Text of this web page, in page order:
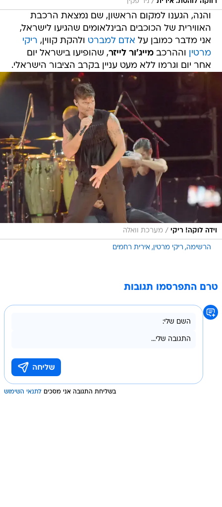
רווקה לוהטת. אירית / ניר פקין
והנה, הגענו למקום הראשון, שם נמצאת הרכבת
האווירית של הכוכבים הבינלאומים שהגיעו לישראל,
אני מדבר כמובן על אדם למברט ולהקת קווין, ריקי
מרטין
וההרכבמייג'ור לייזר, שהופיעו בישראל יום
אחר יום וגרמו ללא מעט עניין בקרב הציבור הישראלי.
וידה לוקה! ריקי / מערכת וואלה
הרשימה ריקי מרטין אירית רחמים
טרם התפרסמו תגובות
בשליחת התגובה אני מסכים לתנאי השימוש